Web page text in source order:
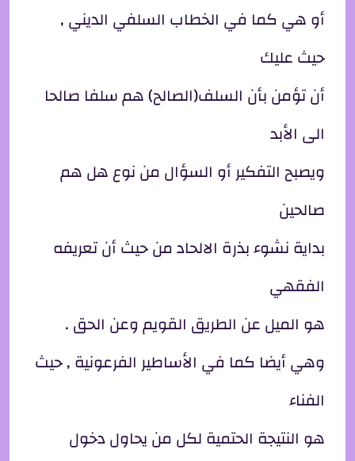
أو هي كما في الخطاب السلفي الديني ,
حيث عليك
أن تؤمن بأن السلف(الصالح) هم سلفا صالحا
الى الأبد
ويصبح التفكير أو السؤال من نوع هل هم
صالحين
بداية نشوء بذرة الالحاد من حيث أن تعريفه
الفقهي
هو الميل عن الطريق القويم وعن الحق .
وهي أيضا كما في الأساطير الفرعونية , حيث
الفناء
هو النتيجة الحتمية لكل من يحاول دخول